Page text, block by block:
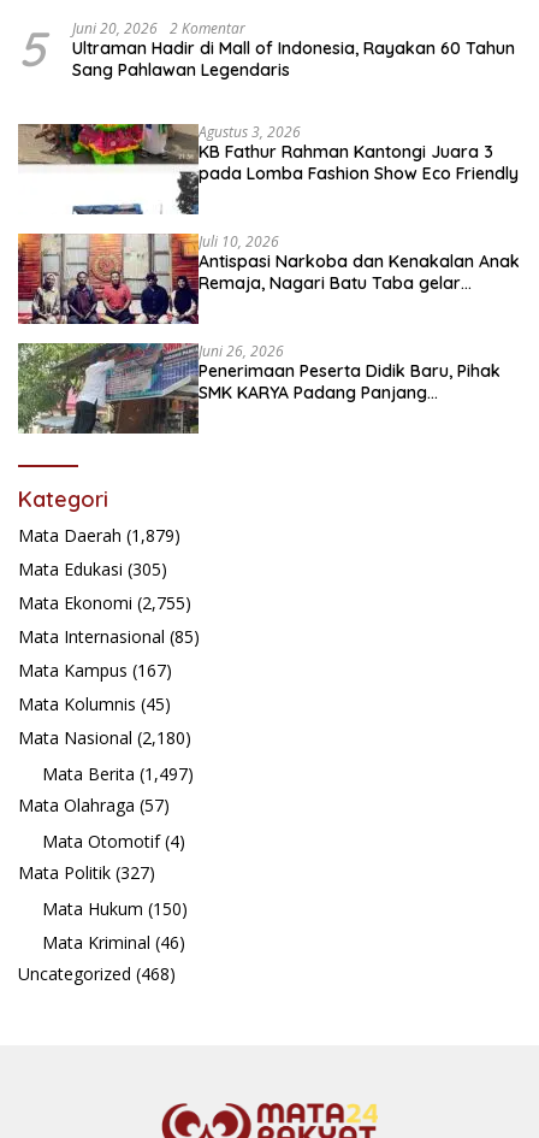
5 Juni 20, 2026 2 Komentar
Ultraman Hadir di Mall of Indonesia, Rayakan 60 Tahun
Sang Pahlawan Legendaris
Agustus 3, 2026
KB Fathur Rahman Kantongi Juara 3
pada Lomba Fashion Show Eco Friendly
Juli 10, 2026
Antispasi Narkoba dan Kenakalan Anak
Remaja, Nagari Batu Taba gelar
Juni 26, 2026
Penerimaan Peserta Didik Baru, Pihak
SMK KARYA Padang Panjang
Kategori
Mata Daerah (1,879)
Mata Edukasi (305)
Mata Ekonomi (2,755)
Mata Internasional (85)
Mata Kampus (167)
Mata Kolumnis (45)
Mata Nasional (2,180)
Mata Berita (1,497)
Mata Olahraga (57)
Mata Otomotif(4)
Mata Politik (327)
Mata Hukum (150)
Mata Kriminal (46)
Uncategorized (468)